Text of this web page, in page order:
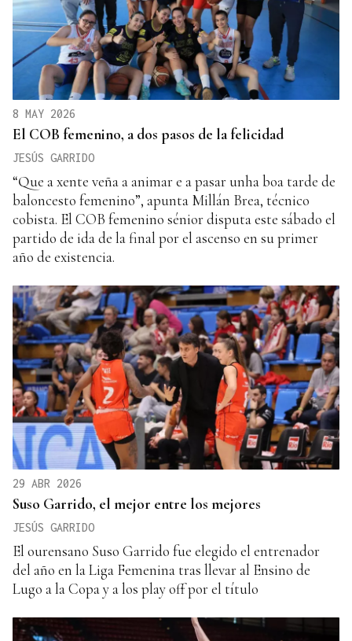
8 MAY 2026
El COB femenino, a dos pasos de la felicidad
JESÚS GARRIDO
“Que a xente veña a animar e a pasar unha boa tarde de
baloncesto femenino”, apunta Millán Brea, técnico
cobista. El COB femenino sénior disputa este sábado el
partido de ida de la final por el ascenso en su primer
año de existencia.
29 ABR 2026
Suso Garrido, el mejor entre los mejores
JESÚS GARRIDO
El ourensano Suso Garrido fue elegido el entrenador
del año en la Liga Femenina tras llevar al Ensino de
Lugo a la Copa y a los play off por el título